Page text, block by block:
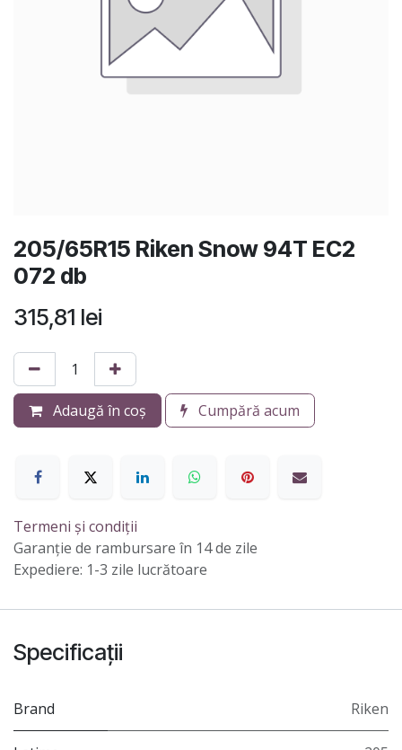
205/65R15 Riken Snow 94T EC2
072 db
315,81 lei
Adaugă în coș Cumpără acum
Termeni și condiții
Garanție de rambursare în 14 de zile
Expediere: 1-3 zile lucrătoare
Specificații
Brand Riken